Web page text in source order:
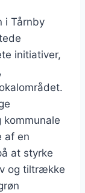
i Tårnby
initiativer,
kommunale
af en
at styrke
og tiltrække